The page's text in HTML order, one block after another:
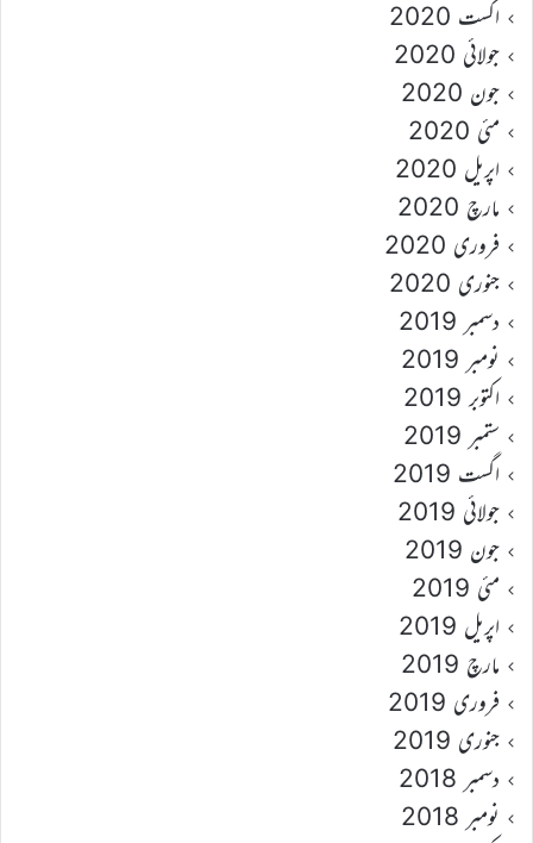
اگست 2020
جولائی 2020
جون 2020
مئی 2020
اپریل 2020
مارچ 2020
فروری 2020
جنوری 2020
دسمبر 2019
نومبر 2019
اکتوبر 2019
ستمبر 2019
اگست 2019
جولائی 2019
جون 2019
مئی 2019
اپریل 2019
مارچ 2019
فروری 2019
جنوری 2019
دسمبر 2018
نومبر 2018